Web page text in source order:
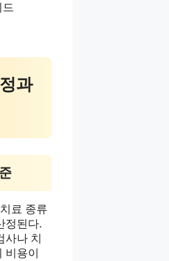
과
료 종류
정된다.
나 치
용이